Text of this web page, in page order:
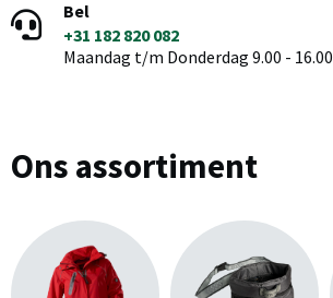
Bel
+31 182 820 082
Maandag t/m Donderdag 9.00 - 16.00
Ons assortiment